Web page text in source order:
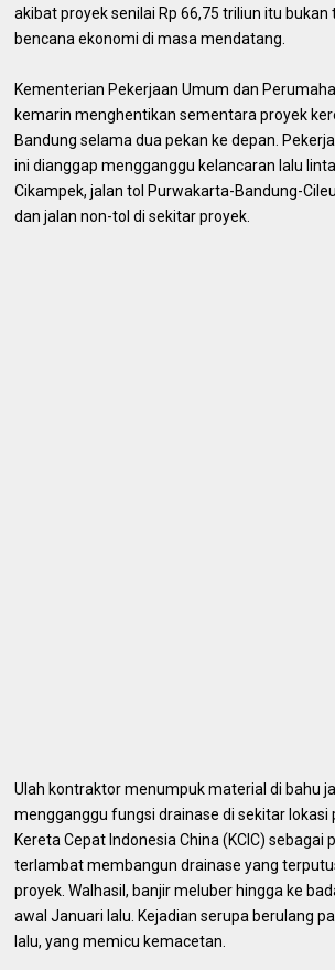
akibat proyek senilai Rp 66,75 triliun itu
bencana ekonomi di masa mendatang.
Kementerian Pekerjaan Umum dan
kemarin menghentikan sementara proyek
Bandung selama dua pekan ke depan.
ini dianggap mengganggu kelancaran lalu
Cikampek, jalan tol Purwakarta-Bandung-
dan jalan non-tol di sekitar proyek.
Ulah kontraktor menumpuk material di bahu
mengganggu fungsi drainase di sekitar lokasi
Kereta Cepat Indonesia China (KCIC) sebagai
terlambat membangun drainase yang
proyek. Walhasil, banjir meluber hingga ke
awal Januari lalu. Kejadian serupa berulang
lalu, yang memicu kemacetan.